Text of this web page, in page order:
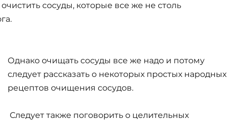
сосуды, которые все же не столь
Однако очищать сосуды все же надо и потому
следует рассказать о некоторых простых народных
рецептов очищения сосудов.
Следует также поговорить о целительных